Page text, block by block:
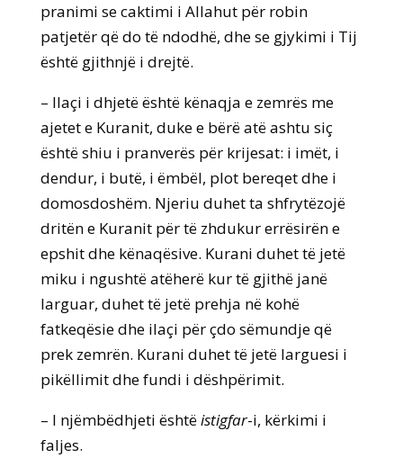
pranimi se caktimi i Allahut për robin
patjetër që do të ndodhë, dhe se gjykimi i Tij
është gjithnjë i drejtë.
– Ilaçi i dhjetë është kënaqja e zemrës me
ajetet e Kuranit, duke e bërë atë ashtu siç
është shiu i pranverës për krijesat: i imët, i
dendur, i butë, i ëmbël, plot bereqet dhe i
domosdoshëm. Njeriu duhet ta shfrytëzojë
dritën e Kuranit për të zhdukur errësirën e
epshit dhe kënaqësive. Kurani duhet të jetë
miku i ngushtë atëherë kur të gjithë janë
larguar, duhet të jetë prehja në kohë
fatkeqësie dhe ilaçi për çdo sëmundje që
prek zemrën. Kurani duhet të jetë larguesi i
pikëllimit dhe fundi i dëshpërimit.
– I njëmbëdhjeti ështëistigfar-i, kërkimi i
faljes.